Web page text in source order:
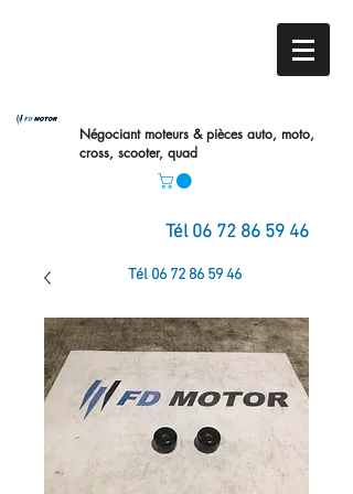
Négociant moteurs & pièces auto, moto,
cross, scooter, quad
Tél 06 72 86 59 46
Tél 06 72 86 59 46